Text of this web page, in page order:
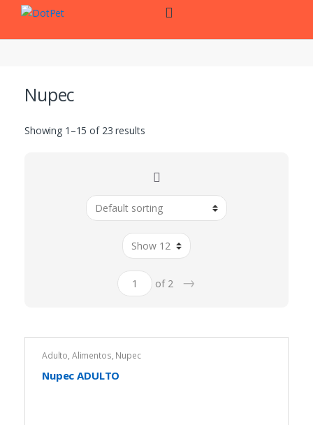
navigation
content
Nupec
Showing 1–15 of 23 results
of 2 →
Adulto, Alimentos, Nupec
Nupec ADULTO